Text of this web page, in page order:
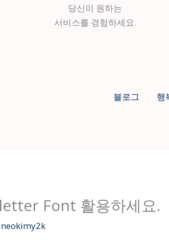
당신이 원하는
서비스를 경험하세요.
블로그 행
Font 활용하세요.
neokimy2k